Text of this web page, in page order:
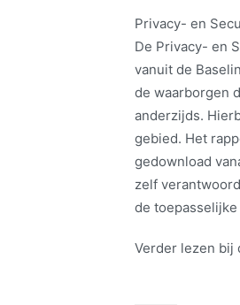
Privacy- en
De Privacy- en
vanuit de
de waarborgen
anderzijds.
gebied. Het
gedownload
zelf
de
Verder lezen bij